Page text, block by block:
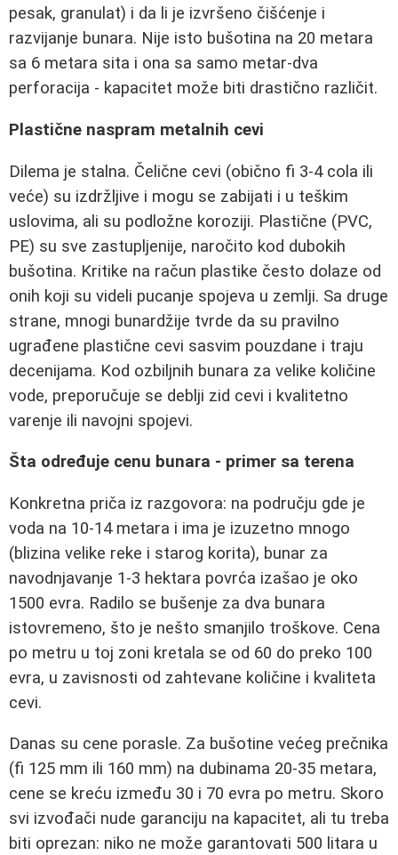
pesak, granulat) i da li je izvršeno čišćenje i
razvijanje bunara. Nije isto bušotina na 20 metara
sa 6 metara sita i ona sa samo metar-dva
perforacija - kapacitet može biti drastično različit.
Plastične naspram metalnih cevi
Dilema je stalna. Čelične cevi (obično fi 3-4 cola ili
veće) su izdržljive i mogu se zabijati i u teškim
uslovima, ali su podložne koroziji. Plastične (PVC,
PE) su sve zastupljenije, naročito kod dubokih
bušotina. Kritike na račun plastike često dolaze od
onih koji su videli pucanje spojeva u zemlji. Sa druge
strane, mnogi bunardžije tvrde da su pravilno
ugrađene plastične cevi sasvim pouzdane i traju
decenijama. Kod ozbiljnih bunara za velike količine
vode, preporučuje se deblji zid cevi i kvalitetno
varenje ili navojni spojevi.
Šta određuje cenu bunara - primer sa terena
Konkretna priča iz razgovora: na području gde je
voda na 10-14 metara i ima je izuzetno mnogo
(blizina velike reke i starog korita), bunar za
navodnjavanje 1-3 hektara povrća izašao je oko
1500 evra. Radilo se bušenje za dva bunara
istovremeno, što je nešto smanjilo troškove. Cena
po metru u toj zoni kretala se od 60 do preko 100
evra, u zavisnosti od zahtevane količine i kvaliteta
cevi.
Danas su cene porasle. Za bušotine većeg prečnika
(fi 125 mm ili 160 mm) na dubinama 20-35 metara,
cene se kreću između 30 i 70 evra po metru. Skoro
svi izvođači nude garanciju na kapacitet, ali tu treba
biti oprezan: niko ne može garantovati 500 litara u